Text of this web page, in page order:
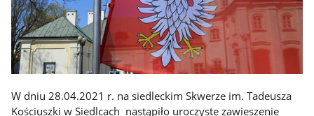
W dniu 28.04.2021 r. na siedleckim Skwerze im. Tadeusza
Kościuszki w Siedlcach nastąpiło uroczyste zawieszenie